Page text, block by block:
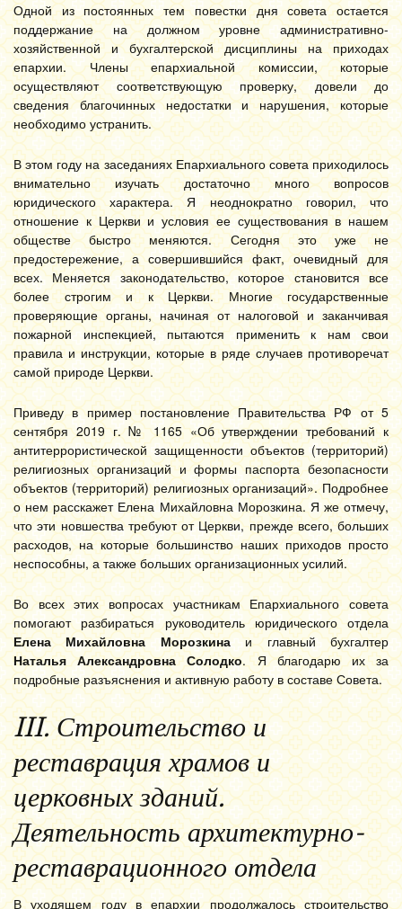
Одной из постоянных тем повестки дня совета остается
поддержание на должном уровне административно-
хозяйственной и бухгалтерской дисциплины на приходах
епархии. Члены епархиальной комиссии, которые
осуществляют соответствующую проверку, довели до
сведения благочинных недостатки и нарушения, которые
необходимо устранить.
В этом году на заседаниях Епархиального совета приходилось
внимательно изучать достаточно много вопросов
юридического характера. Я неоднократно говорил, что
отношение к Церкви и условия ее существования в нашем
обществе быстро меняются. Сегодня это уже не
предостережение, а совершившийся факт, очевидный для
всех. Меняется законодательство, которое становится все
более строгим и к Церкви. Многие государственные
проверяющие органы, начиная от налоговой и заканчивая
пожарной инспекцией, пытаются применить к нам свои
правила и инструкции, которые в ряде случаев противоречат
самой природе Церкви.
Приведу в пример постановление Правительства РФ от 5
сентября 2019 г. № 1165 «Об утверждении требований к
антитеррористической защищенности объектов (территорий)
религиозных организаций и формы паспорта безопасности
объектов (территорий) религиозных организаций». Подробнее
о нем расскажет Елена Михайловна Морозкина. Я же отмечу,
что эти новшества требуют от Церкви, прежде всего, больших
расходов, на которые большинство наших приходов просто
неспособны, а также больших организационных усилий.
Во всех этих вопросах участникам Епархиального совета
помогают разбираться руководитель юридического отдела
Елена Михайловна Морозкинаи главный бухгалтер
Наталья Александровна Солодко. Я благодарю их за
подробные разъяснения и активную работу в составе Совета.
III. Строительство и
реставрация храмов и
церковных зданий.
Деятельность архитектурно-
реставрационного отдела
В уходящем году в епархии продолжалось строительство